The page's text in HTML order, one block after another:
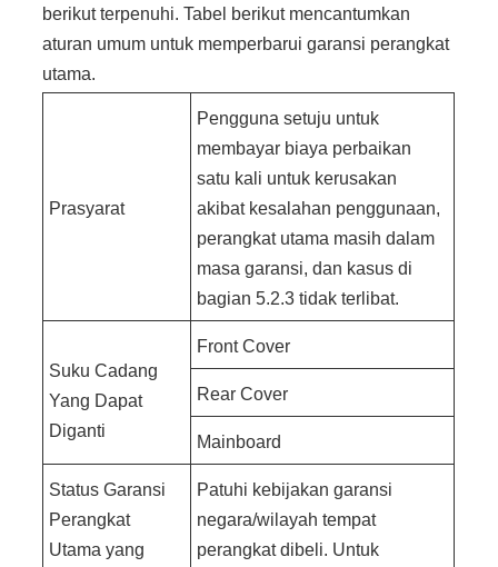
berikut terpenuhi. Tabel berikut mencantumkan
aturan umum untuk memperbarui garansi perangkat
utama.
Prasyarat
Pengguna setuju untuk
membayar biaya perbaikan
satu kali untuk kerusakan
akibat kesalahan penggunaan,
perangkat utama masih dalam
masa garansi, dan kasus di
bagian 5.2.3 tidak terlibat.
Suku Cadang
Yang Dapat
Diganti
Front Cover
Rear Cover
Mainboard
Status Garansi
Perangkat
Utama yang
Patuhi kebijakan garansi
negara/wilayah tempat
perangkat dibeli. Untuk